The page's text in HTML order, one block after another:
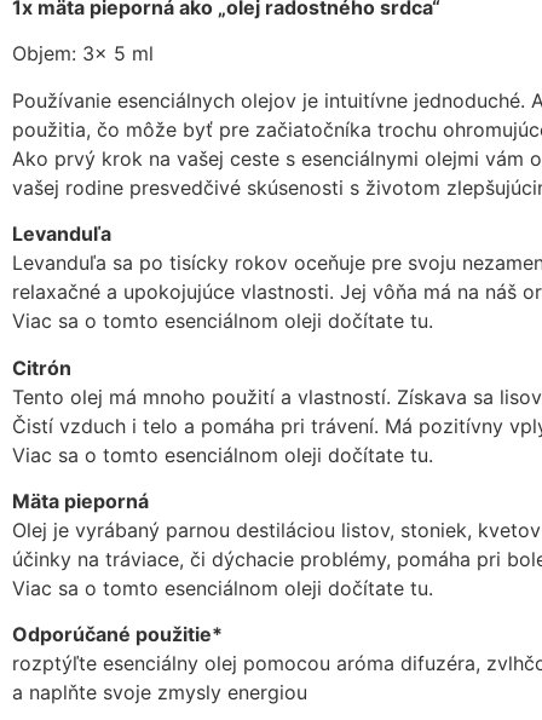
1x mäta pieporná ako „olej radostného srdca“
Objem: 3x 5 ml
Používanie esenciálnych olejov je intuitívne
použitia, čo môže byť pre začiatočníka trochu
Ako prvý krok na vašej ceste s esenciálnymi olejmi
vašej rodine presvedčivé skúsenosti s životom
Levanduľa
Levanduľa sa po tisícky rokov oceňuje pre svoju
relaxačné a upokojujúce vlastnosti. Jej vôňa má na náš
Viac sa o tomto esenciálnom oleji dočítate tu.
Citrón
Tento olej má mnoho použití a vlastností. Získava sa
Čistí vzduch i telo a pomáha pri trávení. Má pozitívny
Viac sa o tomto esenciálnom oleji dočítate tu.
Mäta pieporná
Olej je vyrábaný parnou destiláciou listov, stoniek,
účinky na tráviace, či dýchacie problémy, pomáha pri
Viac sa o tomto esenciálnom oleji dočítate tu.
Odporúčané použitie*
rozptýľte esenciálny olej pomocou aróma difuzéra,
a naplňte svoje zmysly energiou